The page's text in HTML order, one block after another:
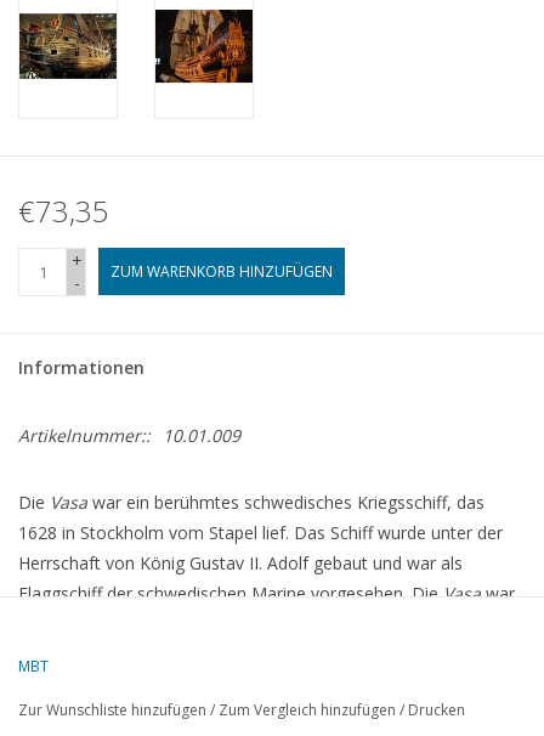
€73,35
+
-
ZUM WARENKORB HINZUFÜGEN
Informationen
Artikelnummer:: 10.01.009
Die Vasa war ein berühmtes schwedisches Kriegsschiff, das
1628 in Stockholm vom Stapel lief. Das Schiff wurde unter der
Herrschaft von König Gustav II. Adolf gebaut und war als
Flaggschiff der schwedischen Marine vorgesehen. Die Vasa war
MBT
Zur Wunschliste hinzufügen / Zum Vergleich hinzufügen / Drucken